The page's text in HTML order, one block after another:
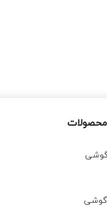
گوشی
گوشی